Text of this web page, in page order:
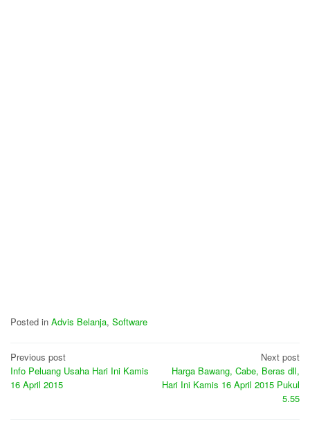
Posted in Advis Belanja, Software
Post
navigation
Previous post
Info Peluang Usaha Hari Ini Kamis
16 April 2015
Next post
Harga Bawang, Cabe, Beras dll,
Hari Ini Kamis 16 April 2015 Pukul
5.55